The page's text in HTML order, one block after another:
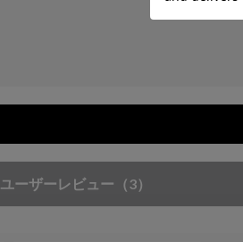
ユーザーレビュー （3）